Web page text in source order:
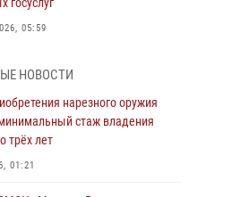
05:59
Золотов поздравил
подразделений тыла с
праздником
10:23
НОВОСТИ
нарезного оружия
стаж владения
трёх лет
01:21